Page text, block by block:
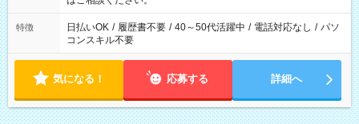
特徴 日払いOK / 履歴書不要 / 40～50代活躍中 / 電話対応なし / パソ
コンスキル不要
気になる！ 応募する 詳細へ